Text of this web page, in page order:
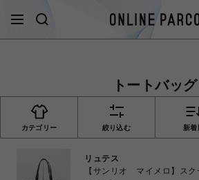
トートバッグ
カテゴリー 絞り込む 新着
リュテス
【サンリオ マイメロ】ス